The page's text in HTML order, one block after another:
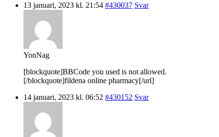
13 januari, 2023 kl. 21:54 #430037 Svar
YonNag
[blockquote]BBCode you used is not allowed.
[/blockquote]fildena online pharmacy[/url]
14 januari, 2023 kl. 06:52 #430152 Svar